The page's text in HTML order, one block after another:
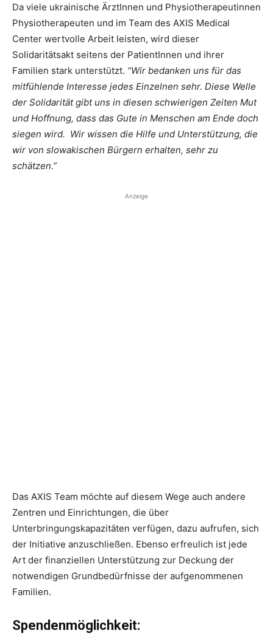
Da viele ukrainische ÄrztInnen und Physiotherapeutinnen
Physiotherapeuten und im Team des AXIS Medical
Center wertvolle Arbeit leisten, wird dieser
Solidaritätsakt seitens der PatientInnen und ihrer
Familien stark unterstützt. “Wir bedanken uns für das
mitfühlende Interesse jedes Einzelnen sehr. Diese Welle
der Solidarität gibt uns in diesen schwierigen Zeiten Mut
und Hoffnung, dass das Gute in Menschen am Ende doch
siegen wird. Wir wissen die Hilfe und Unterstützung, die
wir von slowakischen Bürgern erhalten, sehr zu
schätzen.”
Anzeige
Das AXIS Team möchte auf diesem Wege auch andere
Zentren und Einrichtungen, die über
Unterbringungskapazitäten verfügen, dazu aufrufen, sich
der Initiative anzuschließen. Ebenso erfreulich ist jede
Art der finanziellen Unterstützung zur Deckung der
notwendigen Grundbedürfnisse der aufgenommenen
Familien.
Spendenmöglichkeit: